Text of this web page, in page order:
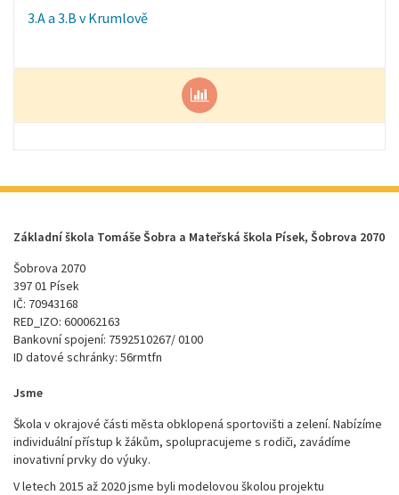
3.A a 3.B v Krumlově
Základní škola Tomáše Šobra a Mateřská škola Písek, Šobrova 2070
Šobrova 2070
397 01 Písek
IČ: 70943168
RED_IZO: 600062163
Bankovní spojení: 7592510267/ 0100
ID datové schránky: 56rmtfn
Jsme
Škola v okrajové části města obklopená sportovišti a zelení. Nabízíme
individuální přístup k žákům, spolupracujeme s rodiči, zavádíme
inovativní prvky do výuky.
V letech 2015 až 2020 jsme byli modelovou školou projektu